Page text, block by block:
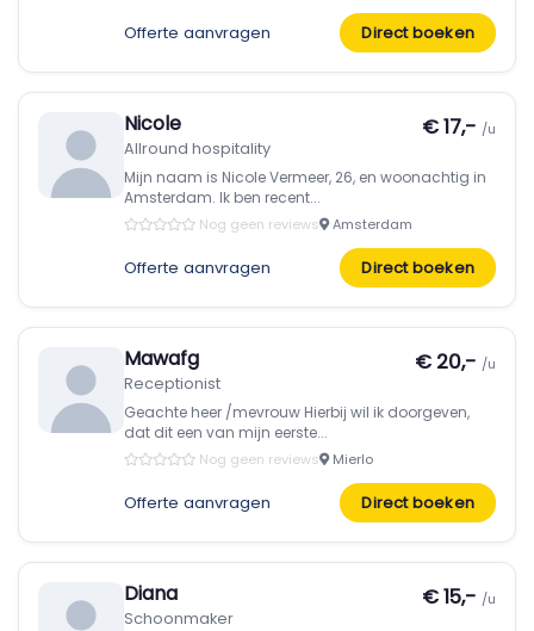
Offerte aanvragen Direct boeken
Nicole
Allround hospitality
€ 17,- /u
Mijn naam is Nicole Vermeer, 26, en woonachtig in
Amsterdam. Ik ben recent...
Nog geen reviews Amsterdam
Offerte aanvragen Direct boeken
Mawafg
Receptionist
€ 20,- /u
Geachte heer /mevrouw Hierbij wil ik doorgeven,
dat dit een van mijn eerste...
Nog geen reviews Mierlo
Offerte aanvragen Direct boeken
Diana
Schoonmaker
€ 15,- /u